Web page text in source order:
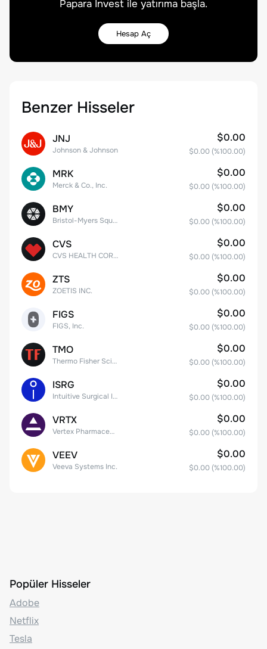
Papara Invest ile yatırıma başla.
Hesap Aç
Benzer Hisseler
JNJ
Johnson & Johnson
$0.00
$0.00 (%100.00)
MRK
Merck & Co., Inc.
$0.00
$0.00 (%100.00)
BMY
Bristol-Myers Squibb Co.
$0.00
$0.00 (%100.00)
CVS
CVS HEALTH CORPORATION
$0.00
$0.00 (%100.00)
ZTS
ZOETIS INC.
$0.00
$0.00 (%100.00)
FIGS
FIGS, Inc.
$0.00
$0.00 (%100.00)
TMO
Thermo Fisher Scientific, Inc.
$0.00
$0.00 (%100.00)
ISRG
Intuitive Surgical Inc.
$0.00
$0.00 (%100.00)
VRTX
Vertex Pharmaceuticals Inc
$0.00
$0.00 (%100.00)
VEEV
Veeva Systems Inc.
$0.00
$0.00 (%100.00)
Popüler Hisseler
Adobe
Netflix
Tesla